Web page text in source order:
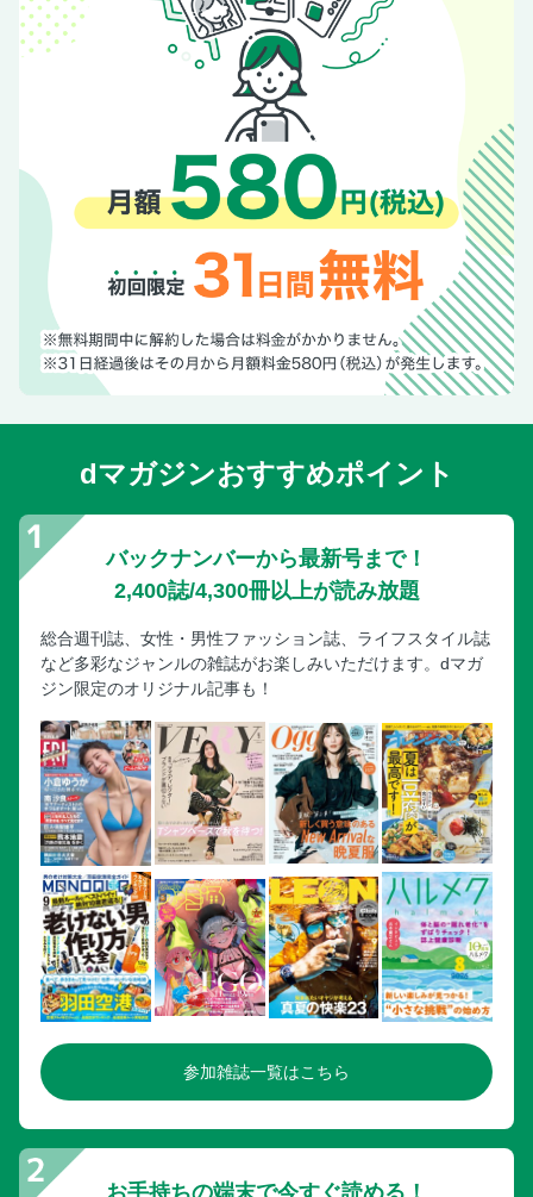
dマガジンおすすめポイント
バックナンバーから最新号まで！
2,400誌/4,300冊以上が読み放題
総合週刊誌、女性・男性ファッション誌、ライフスタイル誌
など多彩なジャンルの雑誌がお楽しみいただけます。dマガ
ジン限定のオリジナル記事も！
参加雑誌一覧はこちら